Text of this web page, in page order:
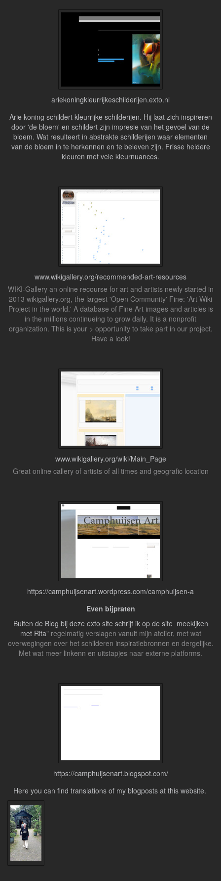
ariekoningkleurrijkeschilderijen.exto.nl
Arie koning schildert kleurrijke schilderijen. Hij laat zich inspireren
door 'de bloem' en schildert zijn impresie van het gevoel van de
bloem. Wat resulteert in abstrakte schilderijen waar elementen
van de bloem in te herkennen en te beleven zijn. Frisse heldere
kleuren met vele kleurnuances.
www.wikigallery.org/recommended-art-resources
WIKI-Gallery an online recourse for art and artists newly started in
2013 wikigallery.org, the largest 'Open Community' Fine: 'Art Wiki
Project in the world.' A database of Fine Art images and articles is
in the millions continueing to grow daily. It is a nonprofit
organization. This is your > opportunity to take part in our project.
Have a look!
www.wikigallery.org/wiki/Main_Page
Great online callery of artists of all times and geografic location
https://camphuijsenart.wordpress.com/camphuijsen-a
Even bijpraten
Buiten de Blog bij deze exto site schrijf ik op de site meekijken
met Rita" regelmatig verslagen vanuit mijn atelier, met wat
overwegingen over het schilderen inspiratiebronnen en dergelijke.
Met wat meer linkenn en uitstapjes naar externe platforms.
https://camphuijsenart.blogspot.com/
Here you can find translations of my blogposts at this website.